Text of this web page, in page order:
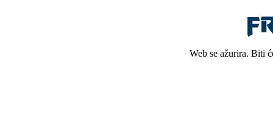
Web se ažurira. Biti